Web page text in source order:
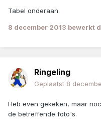
Tabel onderaan.
8 december 2013 bewerkt
Ringeling
Geplaatst 8
Heb even gekeken, maar
de betreffende foto's.